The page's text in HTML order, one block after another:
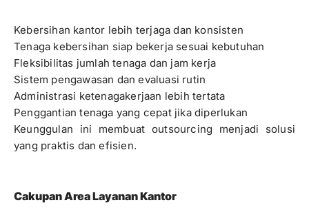
Kebersihan kantor lebih terjaga dan konsisten
Tenaga kebersihan siap bekerja sesuai kebutuhan
Fleksibilitas jumlah tenaga dan jam kerja
Sistem pengawasan dan evaluasi rutin
Administrasi ketenagakerjaan lebih tertata
Penggantian tenaga yang cepat jika diperlukan
Keunggulan ini membuat outsourcing menjadi solusi
yang praktis dan efisien.
Cakupan Area Layanan Kantor